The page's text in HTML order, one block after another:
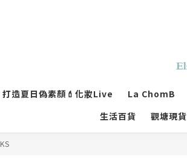
打造夏日偽素顏💄化妝Live La ChomB
生活百貨
觀塘現貨
KS